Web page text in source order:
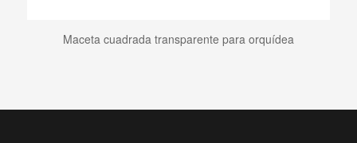
Maceta cuadrada transparente para orquídea